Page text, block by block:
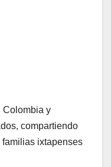
Colombia y
compartiendo
ixtapenses